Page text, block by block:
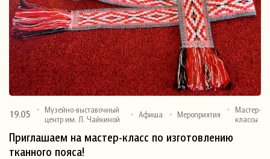
19.05
Музейно-выставочный
центр им. Л. Чайкиной
Афиша Мероприятия
Мастер-
классы
Приглашаем на мастер-класс по изготовлению
тканного пояса!